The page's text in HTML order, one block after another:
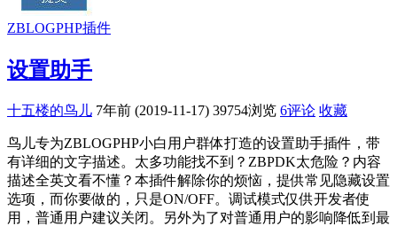
ZBLOGPHP插件
设置助手
十五楼的鸟儿 7年前 (2019-11-17) 39754浏览 6评论 收藏
鸟儿专为ZBLOGPHP小白用户群体打造的设置助手插件，带
有详细的文字描述。太多功能找不到？ZBPDK太危险？内容
描述全英文看不懂？本插件解除你的烦恼，提供常见隐藏设置
选项，而你要做的，只是ON/OFF。调试模式仅供开发者使
用，普通用户建议关闭。另外为了对普通用户的影响降低到最